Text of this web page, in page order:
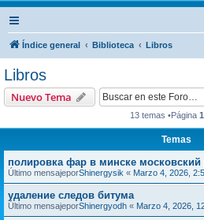
Índice general Biblioteca Libros
Libros
Nuevo Tema
13 temas •Página 1
Temas
полировка фар в минске
Último mensajeporShinergysik « Marzo 4, 2026,
удаление следов битума
Último mensajeporShinergyodh « Marzo 4, 2026,